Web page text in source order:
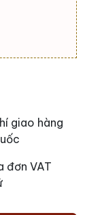
giao hàng
đơn VAT